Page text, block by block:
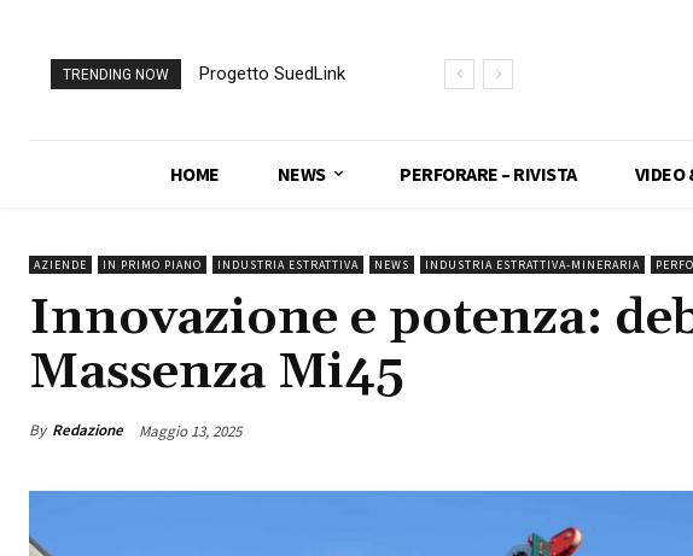
TRENDING NOW
Progetto SuedLink
con TBM del
HOME NEWS PERFORARE – RIVISTA VIDEO
AZIENDE IN PRIMO PIANO INDUSTRIA ESTRATTIVA NEWS INDUSTRIA ESTRATTIVA-MINERARIA
Innovazione e potenza:
Massenza Mi45
By Redazione Maggio 13, 2025